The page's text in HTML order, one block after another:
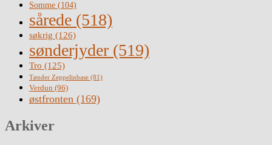
Somme (104)
sårede (518)
søkrig (126)
sønderjyder (519)
Tro (125)
Tønder Zeppelinbase (81)
Verdun (96)
østfronten (169)
Arkiver